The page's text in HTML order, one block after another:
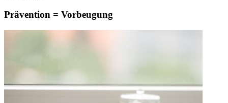
Prävention = Vorbeugung